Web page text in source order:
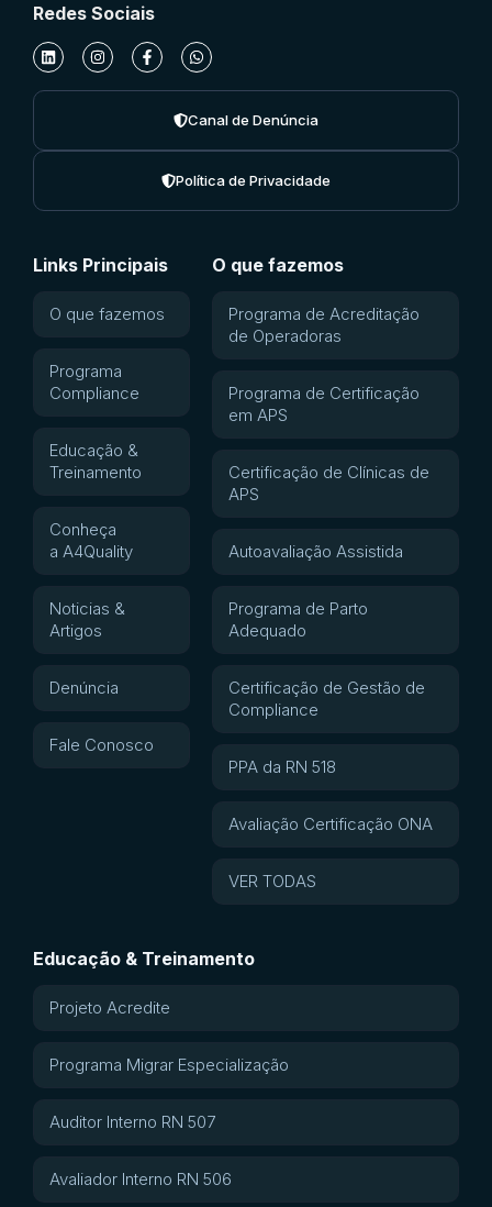
Redes Sociais
Canal de Denúncia
Política de Privacidade
Links Principais
O que fazemos
Programa
Compliance
Educação &
Treinamento
Conheça
a A4Quality
Noticias &
Artigos
Denúncia
Fale Conosco
O que fazemos
Programa de Acreditação
de Operadoras
Programa de Certificação
em APS
Certificação de Clínicas de
APS
Autoavaliação Assistida
Programa de Parto
Adequado
Certificação de Gestão de
Compliance
PPA da RN 518
Avaliação Certificação ONA
VER TODAS
Educação & Treinamento
Projeto Acredite
Programa Migrar Especialização
Auditor Interno RN 507
Avaliador Interno RN 506